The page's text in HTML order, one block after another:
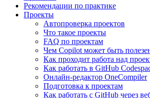
Рекомендации по практике
Проекты
Автопроверка проектов
Что такое проекты
FAQ по проектам
Чем Copilot может быть
Как проходит работа над
Как работать в GitHub
Онлайн-редактор OneCompiler
Подготовка к проектам
Как работать с GitHub через